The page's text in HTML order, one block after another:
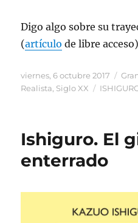
Digo algo sobre su
(artículo de libre
Publicado
el
viernes, 6 octubre 2017
Realista, Siglo XX Etiquetas
Ishiguro. El
enterrado